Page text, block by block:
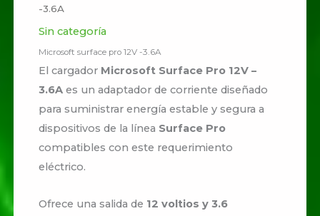
-3.6A
Sin categoría
Microsoft surface pro 12V -3.6A
El cargador Microsoft Surface Pro 12V –
3.6A es un adaptador de corriente diseñado
para suministrar energía estable y segura a
dispositivos de la línea Surface Pro
compatibles con este requerimiento
eléctrico.
Ofrece una salida de 12 voltios y 3.6